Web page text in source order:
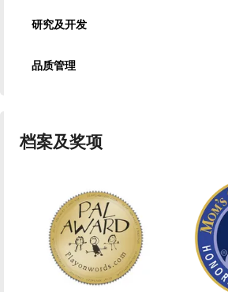
研究及开发
品质管理
档案及奖项